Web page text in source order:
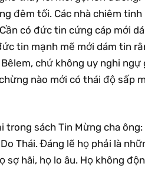
đêm tối. Các nhà chiêm tinh
có đức tin cứng cáp mới
tin mạnh mẽ mới dám tin
chứ không uy nghi ngự
nào mới có thái độ sấp
sách Tin Mừng cha ông:
Thái. Đáng lẽ họ phải là
sợ hãi, họ lo âu. Họ không